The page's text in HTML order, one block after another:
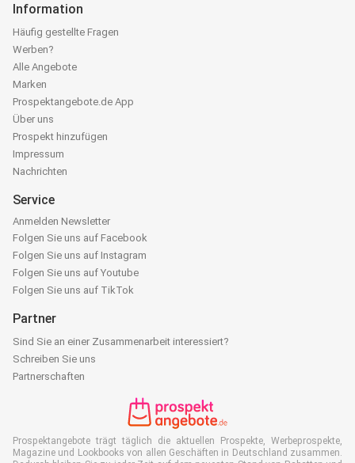
Information
Häufig gestellte Fragen
Werben?
Alle Angebote
Marken
Prospektangebote.de App
Über uns
Prospekt hinzufügen
Impressum
Nachrichten
Service
Anmelden Newsletter
Folgen Sie uns auf Facebook
Folgen Sie uns auf Instagram
Folgen Sie uns auf Youtube
Folgen Sie uns auf TikTok
Partner
Sind Sie an einer Zusammenarbeit interessiert?
Schreiben Sie uns
Partnerschaften
Prospektangebote trägt täglich die aktuellen Prospekte, Werbeprospekte,
Magazine und Lookbooks von allen Geschäften in Deutschland zusammen.